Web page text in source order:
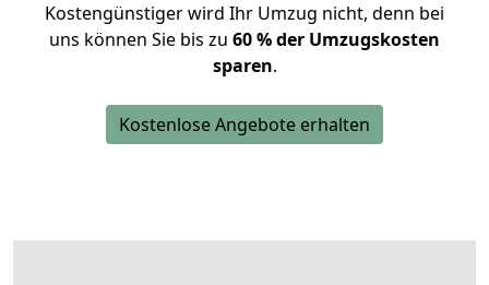
Kostengünstiger wird Ihr Umzug nicht, denn bei
uns können Sie bis zu 60 % der Umzugskosten
sparen.
Kostenlose Angebote erhalten